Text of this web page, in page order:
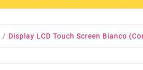
Display LCD Touch Screen Bianco